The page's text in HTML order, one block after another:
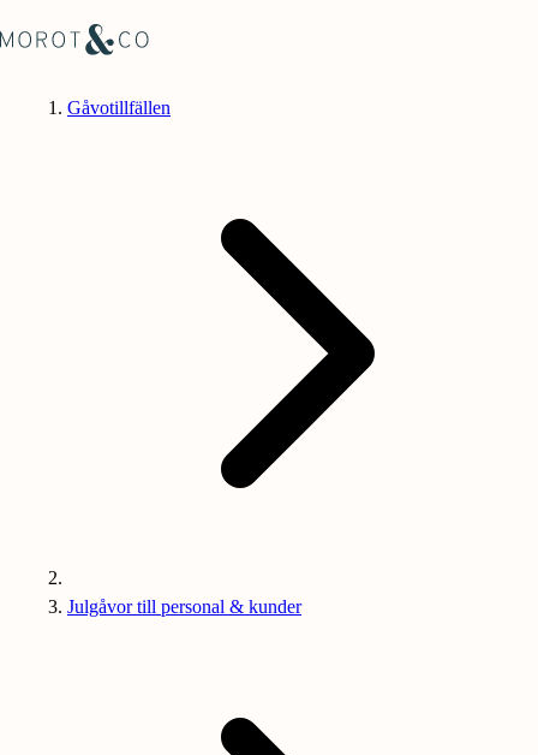
Gåvotillfällen
Julgåvor till personal & kunder